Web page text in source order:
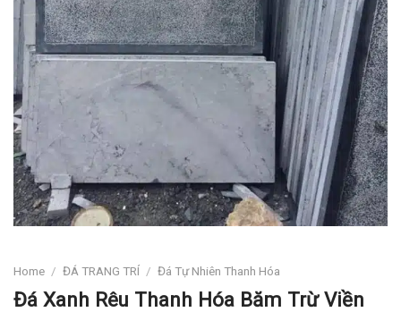
Home / ĐÁ TRANG TRÍ / Đá Tự Nhiên Thanh Hóa
Đá Xanh Rêu Thanh Hóa Băm Trừ Viền